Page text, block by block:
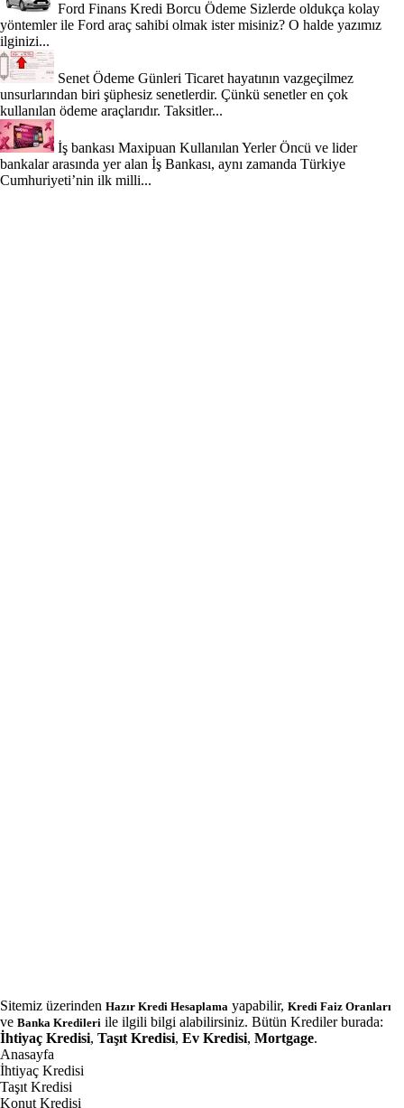
Ford Finans Kredi Borcu Ödeme Sizlerde oldukça kolay
yöntemler ile Ford araç sahibi olmak ister misiniz? O halde yazımız
ilginizi...
Senet Ödeme Günleri Ticaret hayatının vazgeçilmez
unsurlarından biri şüphesiz senetlerdir. Çünkü senetler en çok
kullanılan ödeme araçlarıdır. Taksitler...
İş bankası Maxipuan Kullanılan Yerler Öncü ve lider
bankalar arasında yer alan İş Bankası, aynı zamanda Türkiye
Cumhuriyeti’nin ilk milli...
Sitemiz üzerinden Hazır Kredi Hesaplama yapabilir, Kredi Faiz Oranları
ve Banka Kredileri ile ilgili bilgi alabilirsiniz. Bütün Krediler burada:
İhtiyaç Kredisi, Taşıt Kredisi, Ev Kredisi, Mortgage.
Anasayfa
İhtiyaç Kredisi
Taşıt Kredisi
Konut Kredisi